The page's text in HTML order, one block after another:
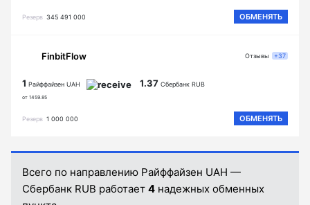
Резерв 345 491 000 ОБМЕНЯТЬ
FinbitFlow
1 Райффайзен UAH
от 1459.85
1.37 Сбербанк RUB
Резерв 1 000 000 ОБМЕНЯТЬ
Отзывы +37
Всего по направлению Райффайзен UAH —
Сбербанк RUB работает 4 надежных обменных